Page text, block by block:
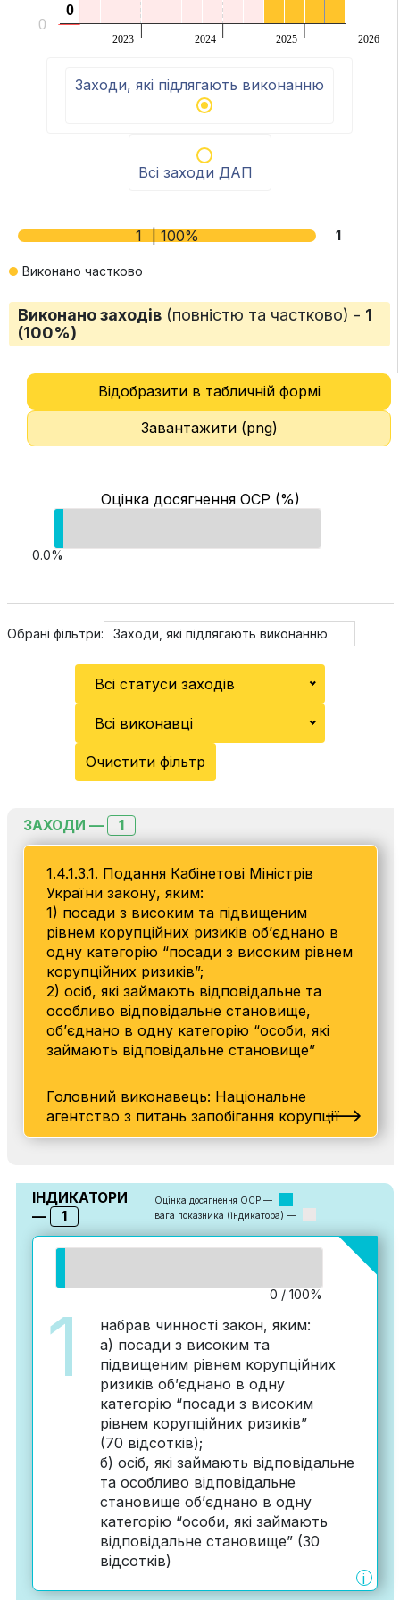
0
0
2023 2024 2025 2026
0
Заходи, які підлягають виконанню
Всі заходи ДАП
1 | 100% 1
Виконано частково
Виконано заходів (повністю та частково) - 1
(100%)
Відобразити в табличній формі
Завантажити (png)
Оцінка досягнення ОСР (%)
0.0%
Обрані фільтри: Заходи, які підлягають виконанню
Всі статуси заходів
Всі виконавці
Очистити фільтр
ЗАХОДИ — 1
1.4.1.3.1. Подання Кабінетові Міністрів
України закону, яким:
1) посади з високим та підвищеним
рівнем корупційних ризиків об’єднано в
одну категорію “посади з високим рівнем
корупційних ризиків”;
2) осіб, які займають відповідальне та
особливо відповідальне становище,
об’єднано в одну категорію “особи, які
займають відповідальне становище”
Головний виконавець: Національне
агентство з питань запобігання корупції
ІНДИКАТОРИ
—
1
Оцінка досягнення ОСР —
вага показника (індикатора) —
1
0 / 100%
набрав чинності закон, яким:
а) посади з високим та
підвищеним рівнем корупційних
ризиків об’єднано в одну
категорію “посади з високим
рівнем корупційних ризиків”
(70 відсотків);
б) осіб, які займають відповідальне
та особливо відповідальне
становище об’єднано в одну
категорію “особи, які займають
відповідальне становище” (30
відсотків)
i